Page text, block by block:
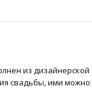
из
свадьбы, ими